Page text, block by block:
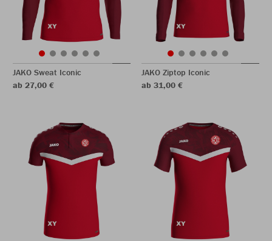
JAKO Sweat Iconic
ab 27,00 €
JAKO Ziptop Iconic
ab 31,00 €